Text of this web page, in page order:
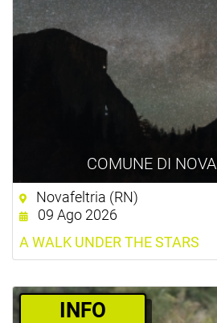
COMUNE DI
Novafeltria (RN)
09 Ago 2026
A WALK UNDER THE STARS
­INFO